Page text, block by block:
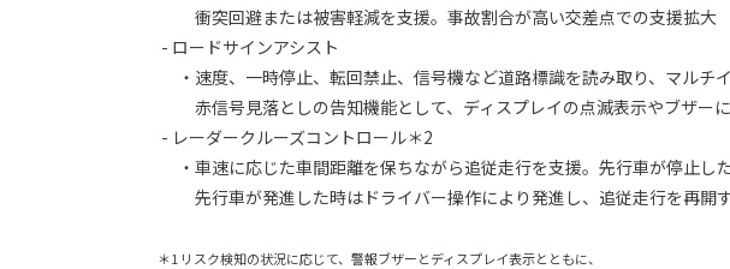
衝突回避または被害軽減を支援。事故割合が高い交差点での支援拡大
- ロードサインアシスト
・速度、一時停止、転回禁止、信号機など道路標識を読み取り、マルチ
赤信号見落としの告知機能として、ディスプレイの点滅表示やブザー
- レーダークルーズコントロール＊2
・車速に応じた車間距離を保ちながら追従走行を支援。先行車が停止した
先行車が発進した時はドライバー操作により発進し、追従走行を再開
＊1 リスク検知の状況に応じて、警報ブザーとディスプレイ表示とともに、